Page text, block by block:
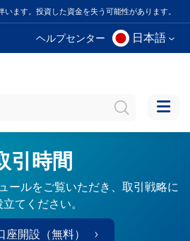
ます。投資した資金を失う可能性があります。
ヘルプセンター 日本語
引時間
ールをご覧いただき、取引戦略に
立てください。
座開設（無料）